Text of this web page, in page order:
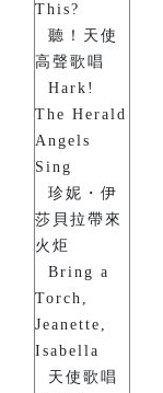
This?
聽！天使
高聲歌唱
Hark!
The Herald
Angels
Sing
珍妮・伊
莎貝拉帶來
火炬
Bring a
Torch,
Jeanette,
Isabella
天使歌唱